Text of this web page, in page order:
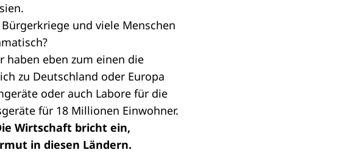
und viele Menschen
haben eben zum einen die
zu Deutschland oder Europa
oder auch Labore für die
für 18 Millionen Einwohner.
Wirtschaft bricht ein,
in diesen Ländern.